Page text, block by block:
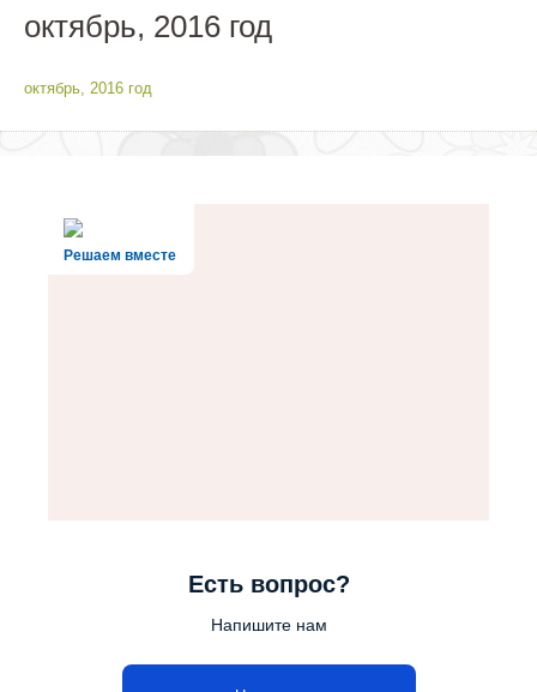
октябрь, 2016 год
октябрь, 2016 год
Решаем вместе
Есть вопрос?
Напишите нам